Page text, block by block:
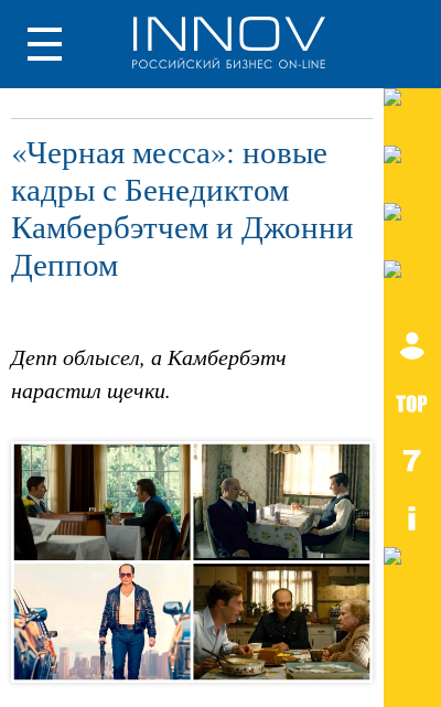
«Черная месса»: новые
кадры с Бенедиктом
Камбербэтчем и Джонни
Деппом
Депп облысел, а Камбербэтч
нарастил щечки.